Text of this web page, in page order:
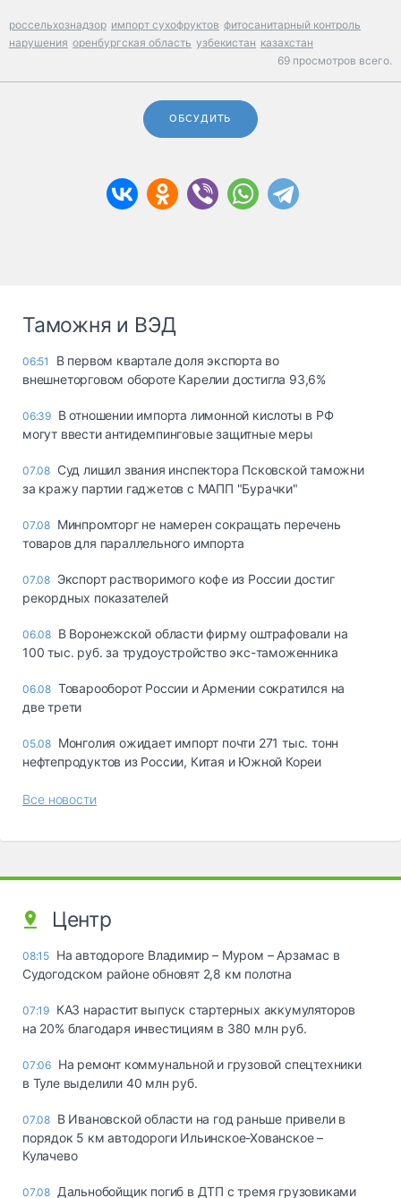
россельхознадзор импорт сухофруктов фитосанитарный контроль
нарушения оренбургская область узбекистан казахстан
69 просмотров всего.
ОБСУДИТЬ
Таможня и ВЭД
06:51
В первом квартале доля экспорта во
внешнеторговом обороте Карелии достигла 93,6%
06:39 В отношении импорта лимонной кислоты в РФ
могут ввести антидемпинговые защитные меры
07.08 Суд лишил звания инспектора Псковской таможни
за кражу партии гаджетов с МАПП "Бурачки"
07.08 Минпромторг не намерен сокращать перечень
товаров для параллельного импорта
07.08 Экспорт растворимого кофе из России достиг
рекордных показателей
06.08 В Воронежской области фирму оштрафовали на
100 тыс. руб. за трудоустройство экс-таможенника
06.08 Товарооборот России и Армении сократился на
две трети
05.08 Монголия ожидает импорт почти 271 тыс. тонн
нефтепродуктов из России, Китая и Южной Кореи
Все новости
Центр
08:15 На автодороге Владимир – Муром – Арзамас в
Судогодском районе обновят 2,8 км полотна
07:19 КАЗ нарастит выпуск стартерных аккумуляторов
на 20% благодаря инвестициям в 380 млн руб.
07:06 На ремонт коммунальной и грузовой спецтехники
в Туле выделили 40 млн руб.
07.08 В Ивановской области на год раньше привели в
порядок 5 км автодороги Ильинское-Хованское –
Кулачево
07.08 Дальнобойщик погиб в ДТП с тремя грузовиками